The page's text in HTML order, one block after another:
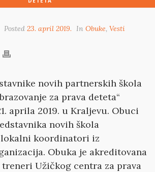
Posted 23. april 2019. In Obuke, Vesti
novih partnerskih škola
za prava deteta“
aprila 2019. u Kraljevu. Obuci
novih škola
koordinatori iz
Obuka je akreditovana
Užičkog centra za prava